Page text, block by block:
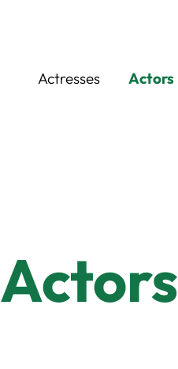
Actresses Actors
Actors